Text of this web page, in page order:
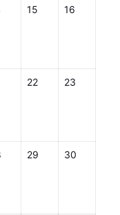
15 16
22 23
29 30